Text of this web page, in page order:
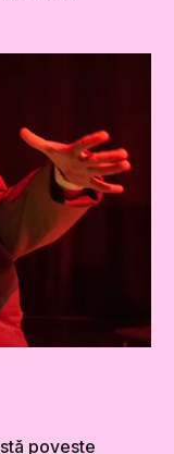
poveste